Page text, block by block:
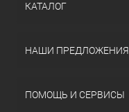
КАТАЛОГ
НАШИ ПРЕДЛОЖЕНИЯ
ПОМОЩЬ И СЕРВИСЫ